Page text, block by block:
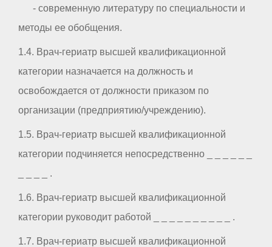
- современную литературу по специальности и
методы ее обобщения.
1.4. Врач-гериатр высшей квалификационной
категории назначается на должность и
освобождается от должности приказом по
организации (предприятию/учреждению).
1.5. Врач-гериатр высшей квалификационной
категории подчиняется непосредственно _ _ _ _ _ _
_ _ _ _ .
1.6. Врач-гериатр высшей квалификационной
категории руководит работой _ _ _ _ _ _ _ _ _ _ .
1.7. Врач-гериатр высшей квалификационной